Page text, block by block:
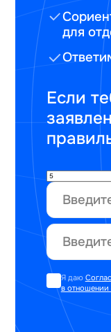
для
Если
Я даю
в отношении